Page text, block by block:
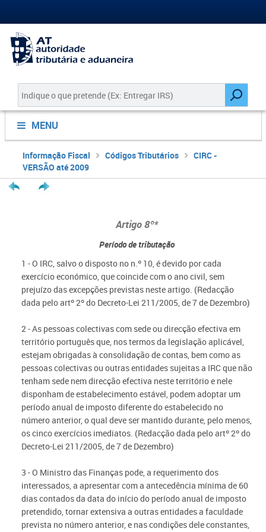
MENU
Informação Fiscal Códigos Tributários
CIRC -
VERSÃO até 2009
Artigo 8º*
Período de tributação
1 - O IRC, salvo o disposto no n.º 10, é devido por cada
exercício económico, que coincide com o ano civil, sem
prejuízo das excepções previstas neste artigo. (Redacção
dada pelo artº 2º do Decreto-Lei 211/2005, de 7 de Dezembro)
2 - As pessoas colectivas com sede ou direcção efectiva em
território português que, nos termos da legislação aplicável,
estejam obrigadas à consolidação de contas, bem como as
pessoas colectivas ou outras entidades sujeitas a IRC que não
tenham sede nem direcção efectiva neste território e nele
disponham de estabelecimento estável, podem adoptar um
período anual de imposto diferente do estabelecido no
número anterior, o qual deve ser mantido durante, pelo menos,
os cinco exercícios imediatos. (Redacção dada pelo artº 2º do
Decreto-Lei 211/2005, de 7 de Dezembro)
3 - O Ministro das Finanças pode, a requerimento dos
interessados, a apresentar com a antecedência mínima de 60
dias contados da data do início do período anual de imposto
pretendido, tornar extensiva a outras entidades a faculdade
prevista no número anterior, e nas condições dele constantes,